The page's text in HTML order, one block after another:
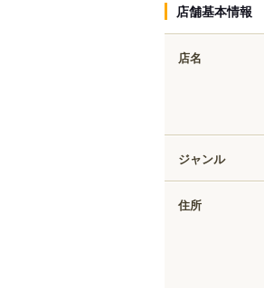
店舗基本情報
店名
ジャンル
住所